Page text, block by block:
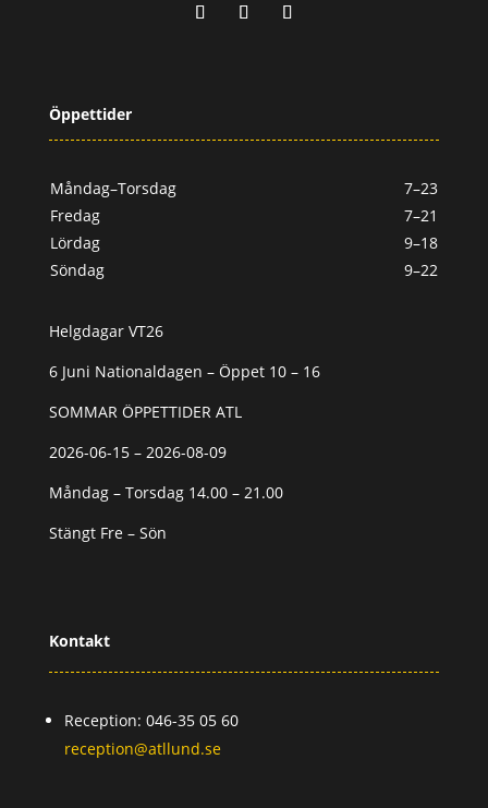
Öppettider
Måndag–Torsdag
7–23
Fredag
7–21
Lördag
9–18
Söndag
9–22
Helgdagar VT26
6 Juni Nationaldagen – Öppet 10 – 16
SOMMAR ÖPPETTIDER ATL
2026-06-15 – 2026-08-09
Måndag – Torsdag 14.00 – 21.00
Stängt Fre – Sön
Kontakt
Reception: 046-35 05 60
reception@atllund.se